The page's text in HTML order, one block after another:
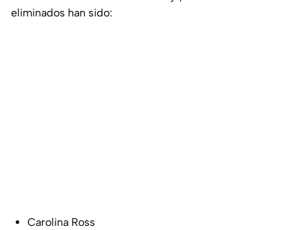
eliminados han sido:
Carolina Ross